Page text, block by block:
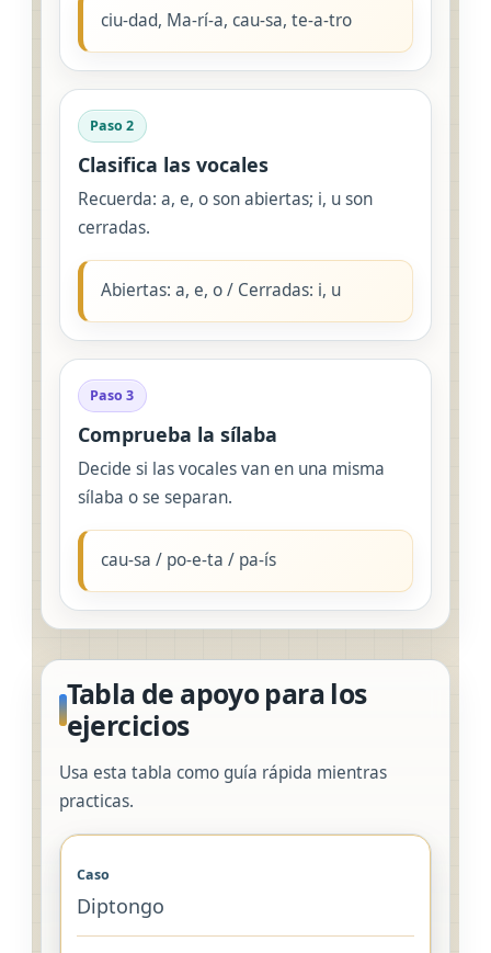
ciu-dad, Ma-rí-a, cau-sa, te-a-tro
Paso 2
Clasifica las vocales
Recuerda: a, e, o son abiertas; i, u son
cerradas.
Abiertas: a, e, o / Cerradas: i, u
Paso 3
Comprueba la sílaba
Decide si las vocales van en una misma
sílaba o se separan.
cau-sa / po-e-ta / pa-ís
Tabla de apoyo para los
ejercicios
Usa esta tabla como guía rápida mientras
practicas.
Diptongo